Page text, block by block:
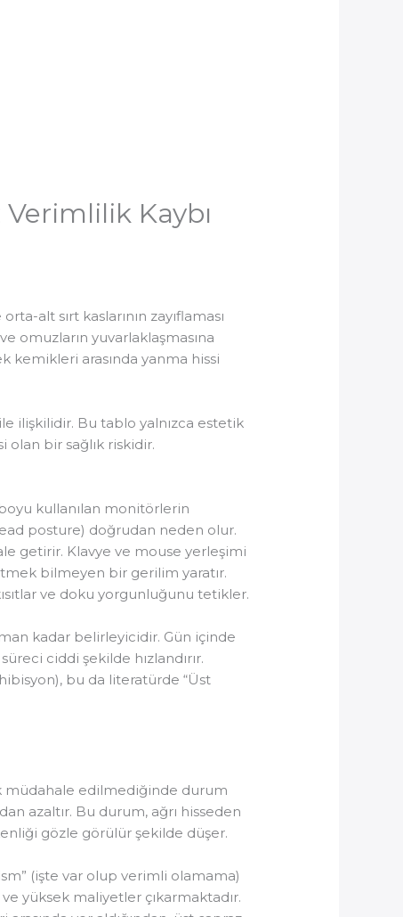
Kaybı
alt sırt kaslarının zayıflaması
omuzların yuvarlaklaşmasına
kemikleri arasında yanma hissi
ilişkilidir. Bu tablo yalnızca estetik
bir sağlık riskidir.
kullanılan monitörlerin
posture) doğrudan neden olur.
getirir. Klavye ve mouse yerleşimi
bilmeyen bir gerilim yaratır.
ve doku yorgunluğunu tetikler.
kadar belirleyicidir. Gün içinde
ciddi şekilde hızlandırır.
bu da literatürde “Üst
müdahale edilmediğinde durum
azaltır. Bu durum, ağrı hisseden
gözle görülür şekilde düşer.
(işte var olup verimli olamama)
yüksek maliyetler çıkarmaktadır.